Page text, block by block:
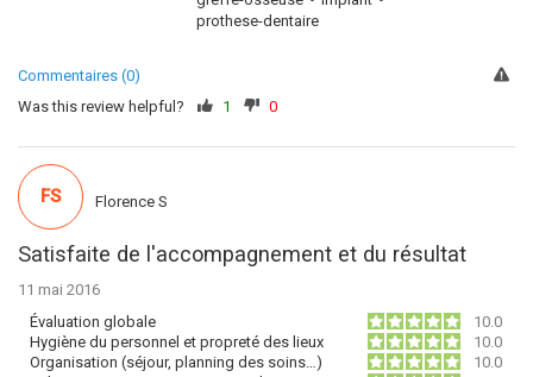
prothese-dentaire
Commentaires (0)
Was this review helpful?
1 0
Satisfaite de l'accompagnement et du résultat
11 mai 2016
Évaluation globale
10.0
Hygiène du personnel et propreté des lieux
10.0
Organisation (séjour, planning des soins…)
10.0
FS Florence S